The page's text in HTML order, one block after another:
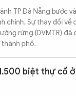
TP Đà Nẵng bước
chính. Sự thay đổi
rừng (DVMTR)
thành phố.
biệt thự cổ ở